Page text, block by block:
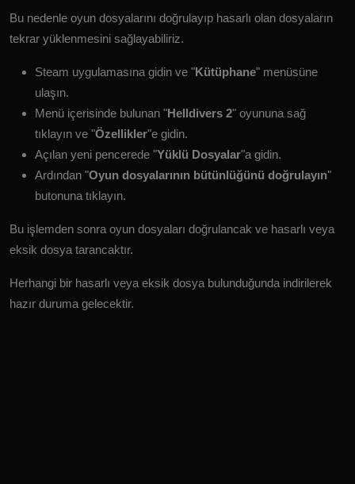
Bu nedenle oyun dosyalarını doğrulayıp hasarlı olan dosyaların
tekrar yüklenmesini sağlayabiliriz.
Steam uygulamasına gidin ve "Kütüphane" menüsüne
ulaşın.
Menü içerisinde bulunan "Helldivers 2" oyununa sağ
tıklayın ve "Özellikler"e gidin.
Açılan yeni pencerede "Yüklü Dosyalar"a gidin.
Ardından "Oyun dosyalarının bütünlüğünü doğrulayın"
butonuna tıklayın.
Bu işlemden sonra oyun dosyaları doğrulancak ve hasarlı veya
eksik dosya tarancaktır.
Herhangi bir hasarlı veya eksik dosya bulunduğunda indirilerek
hazır duruma gelecektir.